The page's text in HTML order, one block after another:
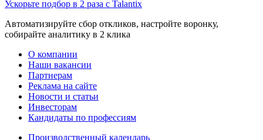
Ускорьте подбор в 2 раза с Talantix
Автоматизируйте сбор откликов, настройте воронку,
собирайте аналитику в 2 клика
О компании
Наши вакансии
Партнерам
Реклама на сайте
Новости и статьи
Инвесторам
Кандидаты по профессиям
Производственный календарь